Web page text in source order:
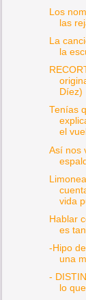
Los
las
La
la
Díez)
Tenías
el
Así nos
vida
Hablar
es
-Hipo
una
-
lo